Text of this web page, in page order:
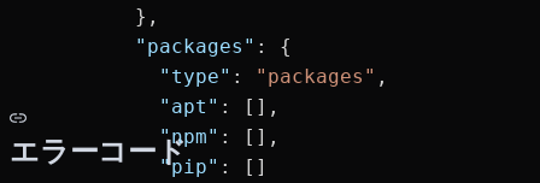
        },
        "packages"
: {
          "type"
: "packages" ,
          "apt"
: [],
          "npm"
: [],
          "pip"
: []
エラーコード